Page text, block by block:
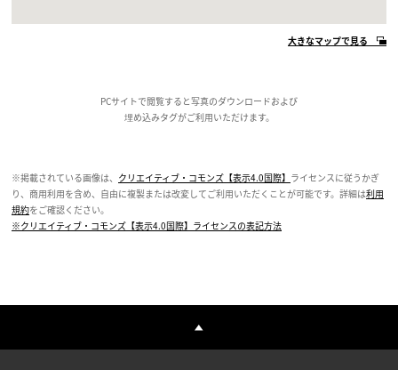
大きなマップで見る
PCサイトで閲覧すると写真のダウンロードおよび
埋め込みタグがご利用いただけます。
※掲載されている画像は、 クリエイティブ・コモンズ【表示4.0国際】 ライセンスに従うかぎ
り、商用利用を含め、自由に複製または改変してご利用いただくことが可能です。詳細は利用
規約をご確認ください。
※クリエイティブ・コモンズ【表示4.0国際】ライセンスの表記方法